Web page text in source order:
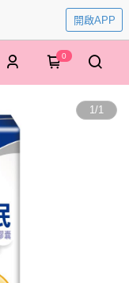
開啟APP
0
1/1